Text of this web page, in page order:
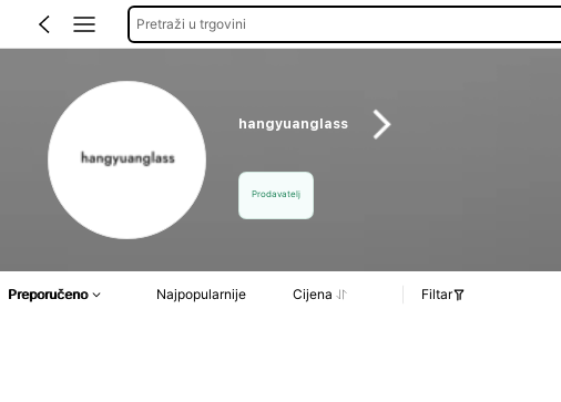
Pretraži u trgovini
hangyuanglass
Prodavatelj
Preporučeno Najpopularnije Cijena Filtar